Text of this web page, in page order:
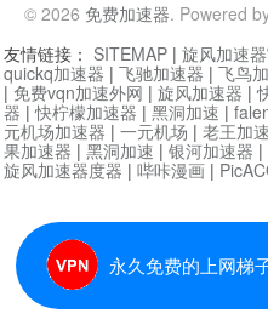
© 2026 免费加速器. Powered
永久免费的上网梯
友情链接： SITEMAP | 旋风加速
quickq加速器 | 飞驰加速器 | 飞鸟
| 免费vqn加速外网 | 旋风加速器 |
器 |快柠檬加速器 | 黑洞加速 |
元机场加速器 | 一元机场 | 老王加
果加速器 | 黑洞加速 | 银河加速器 |
旋风加速器度器 | 哔咔漫画 |